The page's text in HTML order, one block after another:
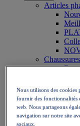
Articles
Chaussures
Nous utilisons des cookies
fournir des fonctionnalités
web. Nous partageons
navigation sur notre site
sociaux.